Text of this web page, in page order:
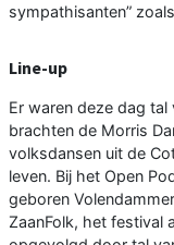
sympathisanten”
Line-up
Er waren deze dag
brachten de Morris
volksdansen uit de
leven. Bij het Open
geboren
ZaanFolk, het festival